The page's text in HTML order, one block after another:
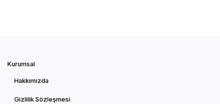
Kurumsal
Hakkımızda
Gizlilik Sözleşmesi